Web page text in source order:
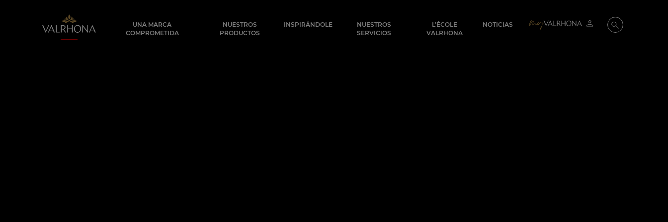
Valrhona - Imaginons le meilleur du chocolat
Mi cuenta Buscar
UNA MARCA
COMPROMETIDA
NUESTROS
PRODUCTOS
INSPIRÁNDOLE
NUESTROS
SERVICIOS
L’ÉCOLE
VALRHONA
NOTICIAS